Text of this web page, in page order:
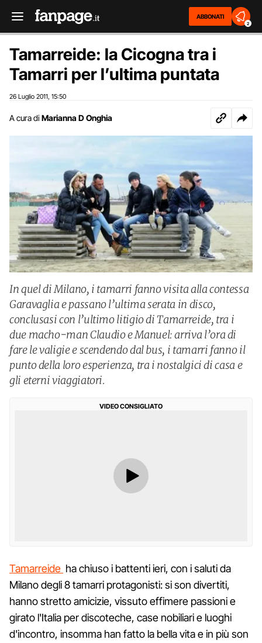
ABBONATI
2
Tamarreide: la Cicogna tra i
Tamarri per l’ultima puntata
26 Luglio 2011 15:50
A cura di Marianna D Onghia
In quel di Milano, i tamarri fanno visita alla contessa
Garavaglia e passano l’ultima serata in disco,
conclusasi con l’ultimo litigio di Tamarreide, tra i
due macho-man Claudio e Manuel: arriva l’ora di
fare le valigie e scendendo dal bus, i tamarri fanno il
punto della loro esperienza, tra i nostalgici di casa e
gli eterni viaggiatori.
VIDEO CONSIGLIATO
Tamarreide ha chiuso i battenti ieri, con i saluti da
Milano degli 8 tamarri protagonisti: si son divertiti,
hanno stretto amicizie, vissuto effimere passioni e
girato l'Italia per discoteche, case nobiliari e luoghi
d'incontro, insomma han fatto la bella vita e in più son